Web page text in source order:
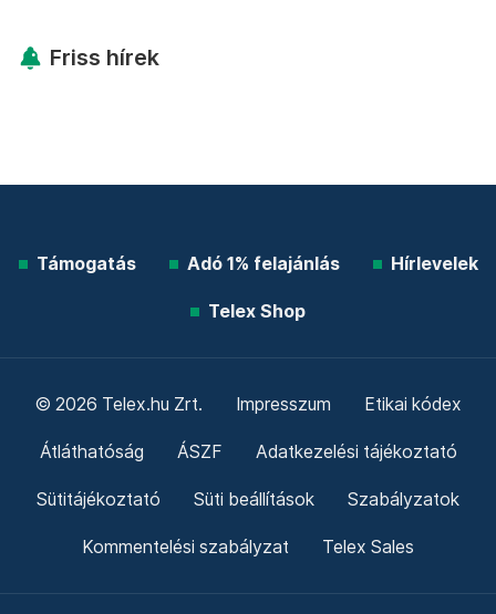
Friss hírek
Támogatás Adó 1% felajánlás Hírlevelek
Telex Shop
© 2026 Telex.hu Zrt. Impresszum Etikai kódex
Átláthatóság ÁSZF Adatkezelési tájékoztató
Sütitájékoztató Süti beállítások Szabályzatok
Kommentelési szabályzat Telex Sales